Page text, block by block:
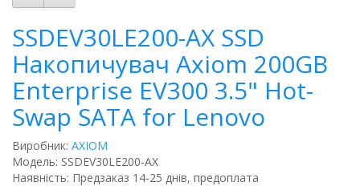
SSDEV30LE200-AX SSD
Накопичувач Axiom 200GB
Enterprise EV300 3.5" Hot-
Swap SATA for Lenovo
Виробник: AXIOM
Модель: SSDEV30LE200-AX
Наявність: Предзаказ 14-25 днів, предоплата